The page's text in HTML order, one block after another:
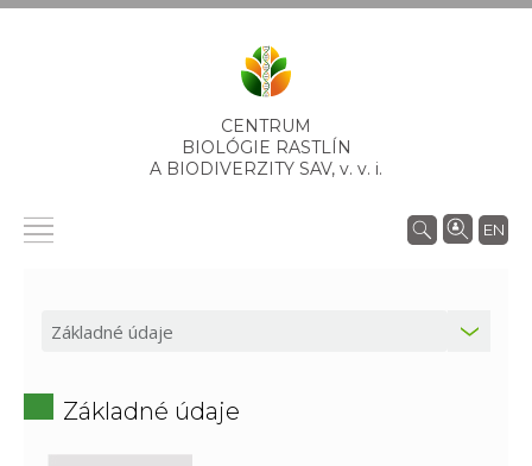
CENTRUM
BIOLÓGIE RASTLÍN
A BIODIVERZITY SAV, v. v. i.
EN
Základné údaje